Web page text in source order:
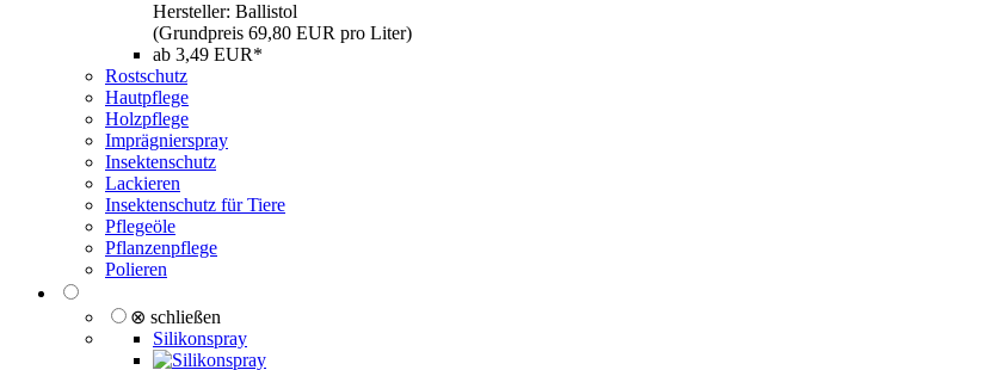
Hersteller: Ballistol
(Grundpreis 69,80 EUR pro Liter)
ab 3,49 EUR*
Rostschutz
Hautpflege
Holzpflege
Imprägnierspray
Insektenschutz
Lackieren
Insektenschutz für Tiere
Pflegeöle
Pflanzenpflege
Polieren
⊗ schließen
Silikonspray